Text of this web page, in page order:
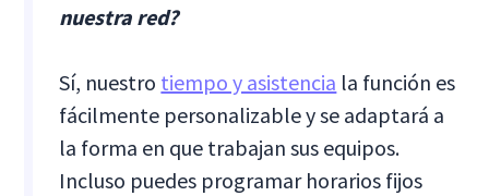
nuestra red?
Sí, nuestro tiempo y asistencia la función es
fácilmente personalizable y se adaptará a
la forma en que trabajan sus equipos.
Incluso puedes programar horarios fijos